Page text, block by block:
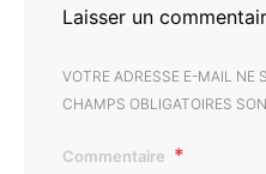
Laisser un
VOTRE ADRESSE E-MAIL NE
CHAMPS OBLIGATOIRES
Commentaire